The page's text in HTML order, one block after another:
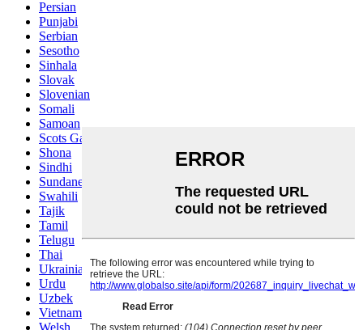
Persian
Punjabi
Serbian
Sesotho
Sinhala
Slovak
Slovenian
Somali
Samoan
Scots Gaelic
Shona
Sindhi
Sundanese
Swahili
Tajik
Tamil
Telugu
Thai
Ukrainian
Urdu
Uzbek
Vietnamese
Welsh